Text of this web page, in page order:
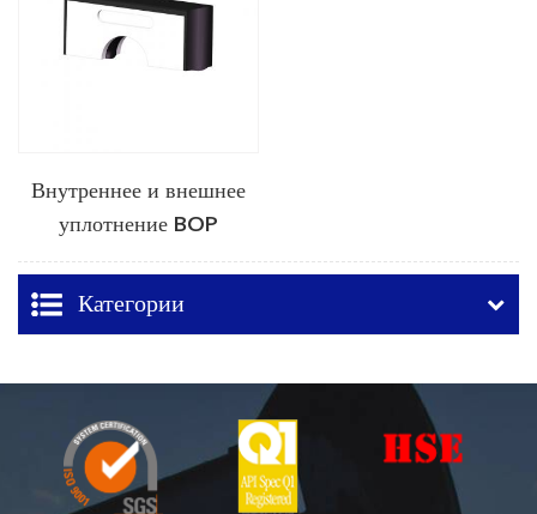
Внутреннее и внешнее
уплотнение BOP
Категории